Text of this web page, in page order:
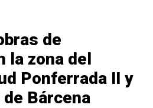
de
la zona del
Ponferrada II y
Bárcena